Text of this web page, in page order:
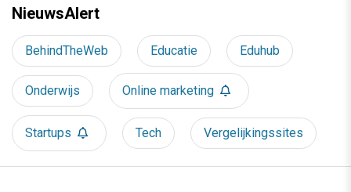
NieuwsAlert
BehindTheWeb Educatie Eduhub
Onderwijs Online marketing
Startups Tech Vergelijkingssites